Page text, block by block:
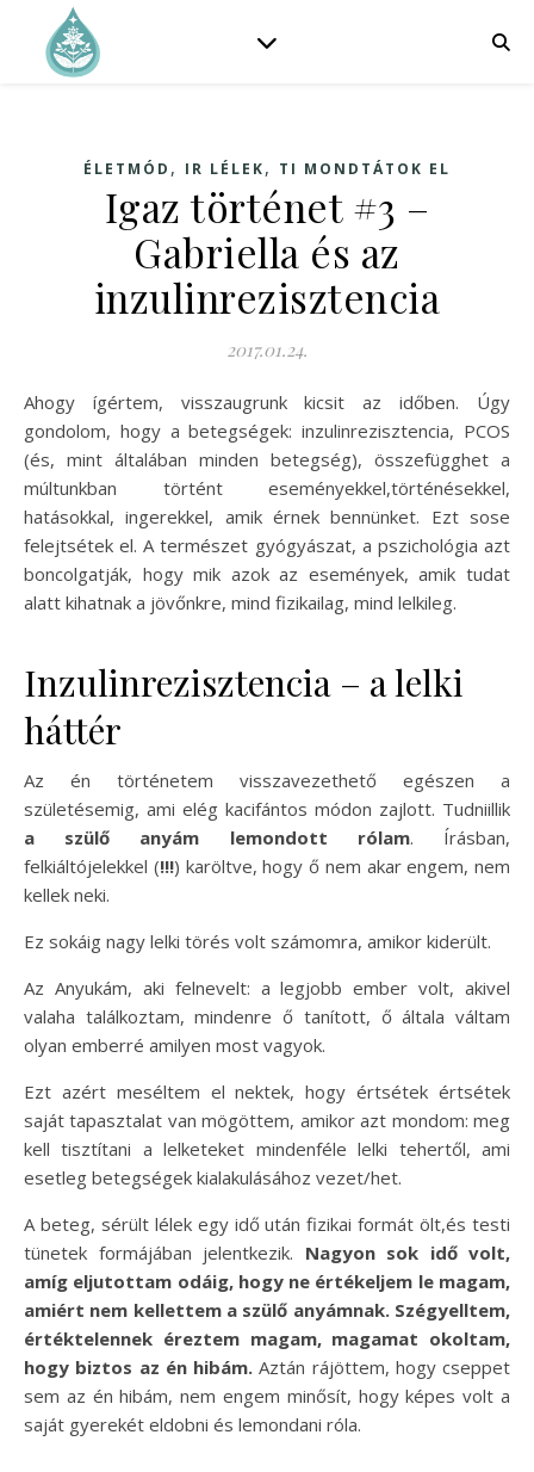
ÉLETMÓD , IR LÉLEK, TI MONDTÁTOK EL
Igaz történet #3 –
Gabriella és az
inzulinrezisztencia
2017.01.24.
Ahogy ígértem, visszaugrunk kicsit az időben. Úgy
gondolom, hogy a betegségek: inzulinrezisztencia, PCOS
(és, mint általában minden betegség), összefügghet a
múltunkban történt eseményekkel,történésekkel,
hatásokkal, ingerekkel, amik érnek bennünket. Ezt sose
felejtsétek el. A természet gyógyászat, a pszichológia azt
boncolgatják, hogy mik azok az események, amik tudat
alatt kihatnak a jövőnkre, mind fizikailag, mind lelkileg.
Inzulinrezisztencia – a lelki
háttér
Az én történetem visszavezethető egészen a
születésemig, ami elég kacifántos módon zajlott. Tudniillik
a szülő anyám lemondott rólam. Írásban,
felkiáltójelekkel (!!!) karöltve, hogy ő nem akar engem, nem
kellek neki.
Ez sokáig nagy lelki törés volt számomra, amikor kiderült.
Az Anyukám, aki felnevelt: a legjobb ember volt, akivel
valaha találkoztam, mindenre ő tanított, ő általa váltam
olyan emberré amilyen most vagyok.
Ezt azért meséltem el nektek, hogy értsétek értsétek
saját tapasztalat van mögöttem, amikor azt mondom: meg
kell tisztítani a lelketeket mindenféle lelki tehertől, ami
esetleg betegségek kialakulásához vezet/het.
A beteg, sérült lélek egy idő után fizikai formát ölt,és testi
tünetek formájában jelentkezik. Nagyon sok idő volt,
amíg eljutottam odáig, hogy ne értékeljem le magam,
amiért nem kellettem a szülő anyámnak. Szégyelltem,
értéktelennek éreztem magam, magamat okoltam,
hogy biztos az én hibám. Aztán rájöttem, hogy cseppet
sem az én hibám, nem engem minősít, hogy képes volt a
saját gyerekét eldobni és lemondani róla.